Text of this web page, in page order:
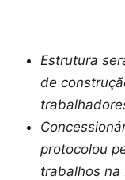
Estrutura
de
protocolou
trabalhos